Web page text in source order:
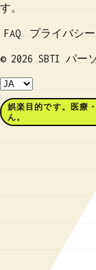
す。
FAQ プライバシ
© 2026 SBTI パー
娯楽目的です。医療
ん。